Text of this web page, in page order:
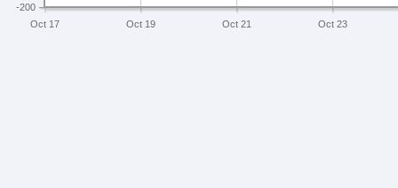
Oct 17 Oct 19 Oct 21 Oct 23
-200